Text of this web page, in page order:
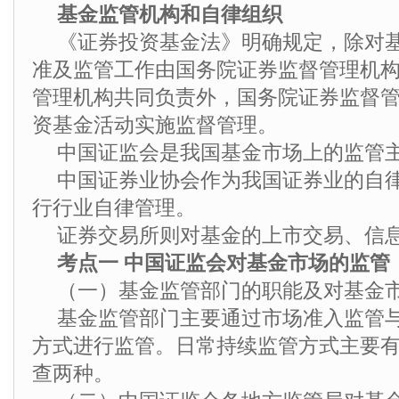
基金监管机构和自律组织
《证券投资基金法》明确规定，除对
准及监管工作由国务院证券监督管理机
管理机构共同负责外，国务院证券监督
资基金活动实施监督管理。
中国证监会是我国基金市场上的监管
中国证券业协会作为我国证券业的自
行行业自律管理。
证券交易所则对基金的上市交易、信
考点一 中国证监会对基金市场的监管
（一）基金监管部门的职能及对基金
基金监管部门主要通过市场准入监管
方式进行监管。日常持续监管方式主要
查两种。